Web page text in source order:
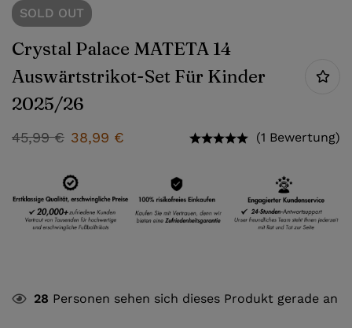
SOLD OUT
Crystal Palace MATETA 14
Auswärtstrikot-Set Für Kinder
2025/26
45,99€ 38,99 € (1 Bewertung)
28 Personen sehen sich dieses Produkt gerade an